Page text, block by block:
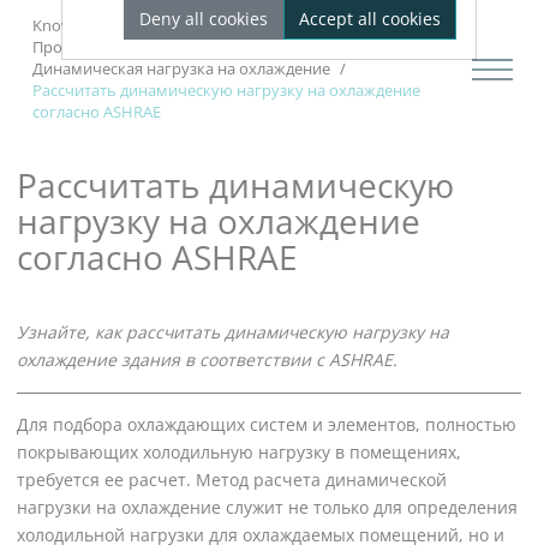
Knowledge Base Revit
Проанализировать здание
Динамическая нагрузка на охлаждение
Рассчитать динамическую нагрузку на охлаждение
согласно ASHRAE
Рассчитать динамическую
нагрузку на охлаждение
согласно ASHRAE
Узнайте, как рассчитать динамическую нагрузку на
охлаждение здания в соответствии сASHRAE.
Для подбора охлаждающих систем и элементов, полностью
покрывающих холодильную нагрузку в помещениях,
требуется ее расчет. Метод расчета динамической
нагрузки на охлаждение служит не только для определения
холодильной нагрузки для охлаждаемых помещений, но и
Deny all cookies Accept all cookies